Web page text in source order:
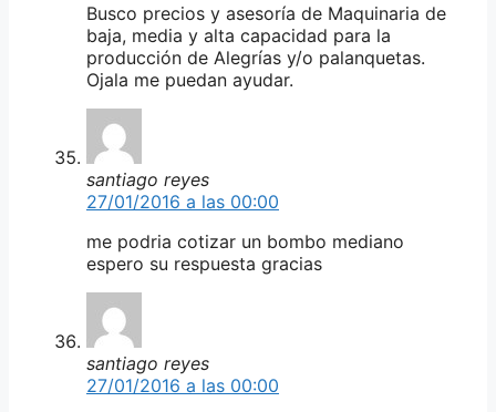
Busco precios y asesoría de Maquinaria de
baja, media y alta capacidad para la
producción de Alegrías y/o palanquetas.
Ojala me puedan ayudar.
santiago reyes
27/01/2016 a las 00:00
me podria cotizar un bombo mediano
espero su respuesta gracias
santiago reyes
27/01/2016 a las 00:00